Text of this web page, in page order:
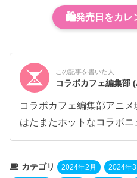
🛍️発売日をカレ
この記事を書いた人
コラボカフェ編集部
コラボカフェ編集部アニメ
はたまたホットなコラボニ
カテゴリ 2024年2月 2024年3